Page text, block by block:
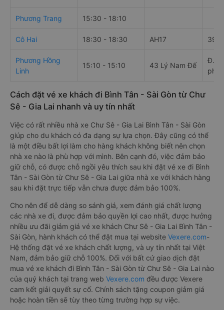
Phương Trang 15:30 - 18:10
Cô Hai 18:30 - 18:30 AH17 395
Phương Hồng
Linh
15:10 - 15:10 43 Lý Nam Đế
Đ.
phố
Cách đặt vé xe khách đi Bình Tân - Sài Gòn từ Chư
Sê - Gia Lai nhanh và uy tín nhất
Việc có rất nhiều nhà xe Chư Sê - Gia Lai Bình Tân - Sài Gòn
giúp cho du khách có đa dạng sự lựa chọn. Đây cũng có thể
là một điều bất lợi làm cho hàng khách không biết nên chọn
nhà xe nào là phù hợp với mình. Bên cạnh đó, việc đảm bảo
giữ chỗ, có được chỗ ngồi yêu thích sau khi đặt vé xe đi Bình
Tân - Sài Gòn từ Chư Sê - Gia Lai giữa nhà xe với khách hàng
sau khi đặt trực tiếp vẫn chưa được đảm bảo 100%.
Cho nên để dễ dàng so sánh giá, xem đánh giá chất lượng
các nhà xe đi, được đảm bảo quyền lợi cao nhất, được hưởng
nhiều ưu đãi giảm giá vé xe khách Chư Sê - Gia Lai Bình Tân -
Sài Gòn, hành khách có thể đặt mua tại website Vexere.com-
Hệ thống đặt vé xe khách chất lượng, và uy tín nhất tại Việt
Nam, đảm bảo giữ chỗ 100%. Đối với bất cứ giao dịch đặt
mua vé xe khách đi Bình Tân - Sài Gòn từ Chư Sê - Gia Lai nào
của quý khách tại trang web Vexere.com đều được Vexere
cam kết giải quyết sự cố. Chính sách tặng coupon giảm giá
hoặc hoàn tiền sẽ tùy theo từng trường hợp sự việc.